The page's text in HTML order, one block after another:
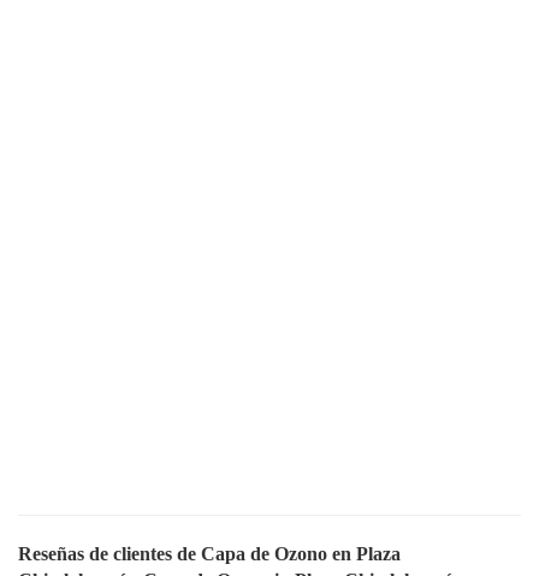
Reseñas de clientes de Capa de Ozono en Plaza